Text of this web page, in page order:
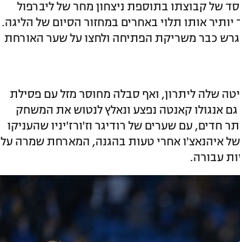
של קבוצתו בתוספת ניצחון מחר של ליברפול
מחוץ לטופ 4, ומעבר לכך יותיר אותו תלוי באחרים במחזור הסיום של הליגה.
כבר משריקת הפתיחה ולחצו על שער האורחת
שלה ליתרון, ואף סבלה מחוסר מזל עם פסילת
אנגולו קאנטה נפצע ונאלץ לנטוש את המשחק
יותר חדים, עם שערים של רודיגר וז'ורז'יניו שהעניקו
של איהנאצ'ו אחרי טעות בהגנה, המארחת שמרה על
עבורה.